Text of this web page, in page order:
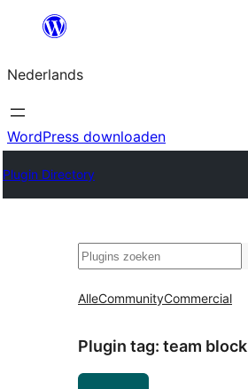
de
inhoud
Nederlands
WordPress downloaden
Plugin Directory
Zoeken
AlleCommunityCommercial
Plugin tag: team block